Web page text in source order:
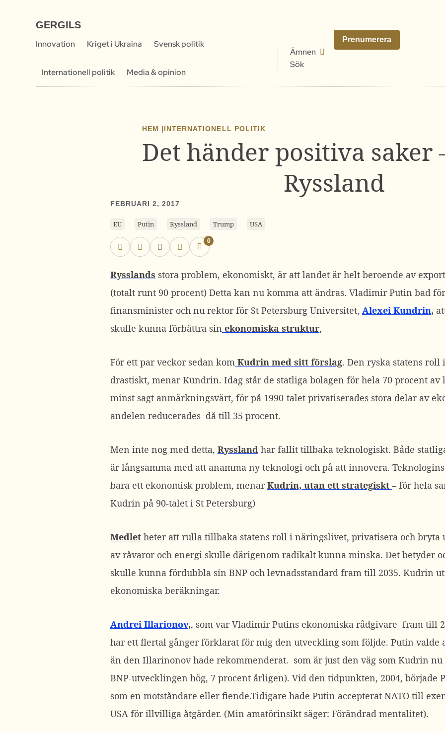
GERGILS
Innovation Kriget i Ukraina Svensk politik
Internationell politik Media & opinion
Ämnen
Sök
Prenumerera
HEM |INTERNATIONELL POLITIK
Det händer positiva saker
Ryssland
FEBRUARI 2, 2017
EU Putin Ryssland Trump USA
0
Rysslands stora problem, ekonomiskt, är att landet är helt beroende av
(totalt runt 90 procent) Detta kan nu komma att ändras. Vladimir Putin bad
finansminister och nu rektor för St Petersburg Universitet, Alexei Kundrin,
skulle kunna förbättra sin ekonomiska struktur,
För ett par veckor sedan kom Kudrin med sitt förslag. Den ryska statens
drastiskt, menar Kundrin. Idag står de statliga bolagen för hela 70 procent av
minst sagt anmärkningsvärt, för på 1990-talet privatiserades stora delar av
andelen reducerades då till 35 procent.
Men inte nog med detta, Ryssland har fallit tillbaka teknologiskt. Både
är långsamma med att anamma ny teknologi och på att innovera.
bara ett ekonomisk problem, menar Kudrin, utan ett strategiskt – för hela
Kudrin på 90-talet i St Petersburg)
Medlet heter att rulla tillbaka statens roll i näringslivet, privatisera och bryta
av råvaror och energi skulle därigenom radikalt kunna minska. Det betyder
skulle kunna fördubbla sin BNP och levnadsstandard fram till 2035. Kudrin
ekonomiska beräkningar.
Andrei Illarionov,, som var Vladimir Putins ekonomiska rådgivare fram till
har ett flertal gånger förklarat för mig den utveckling som följde. Putin valde
än den Illarinonov hade rekommenderat. som är just den väg som Kudrin
BNP-utvecklingen hög, 7 procent årligen). Vid den tidpunkten, 2004, började
som en motståndare eller fiende.Tidigare hade Putin accepterat NATO till
USA för illvilliga åtgärder. (Min amatörinsikt säger: Förändrad mentalitet).